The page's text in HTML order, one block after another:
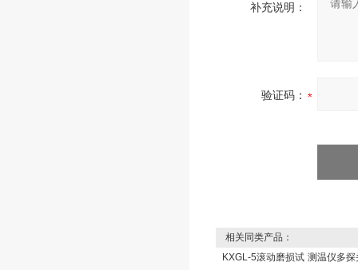
补充说明：
验证码：
相关同类产品：
KXGL-5滚动磨损试 测温仪多